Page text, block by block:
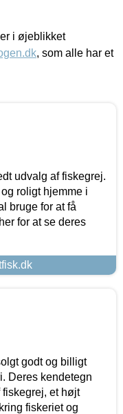
i øjeblikket
, som alle har et
udvalg af fiskegrej.
roligt hjemme i
bruge for at få
for at se deres
godt og billigt
Deres kendetegn
et højt
fiskeriet og